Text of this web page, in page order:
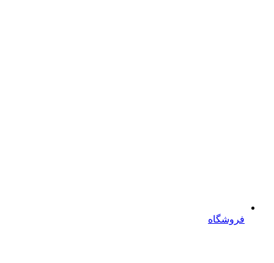
فروشگاه